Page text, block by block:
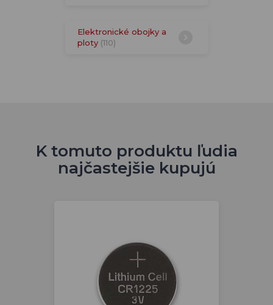
Elektronické obojky a
ploty (110)
K tomuto produktu ľudia
najčastejšie kupujú